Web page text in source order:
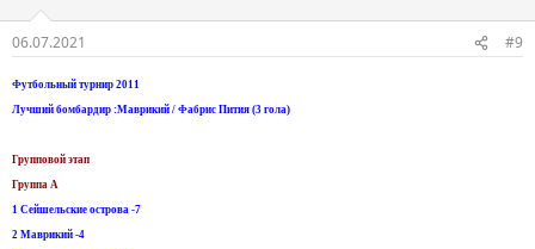
06.07.2021 #9
Футбольный турнир 2011
Лучший бомбардир :Маврикий / Фабрис Пития (3 гола)
Групповой этап
Группа А
1 Сейшельские острова -7
2 Маврикий -4